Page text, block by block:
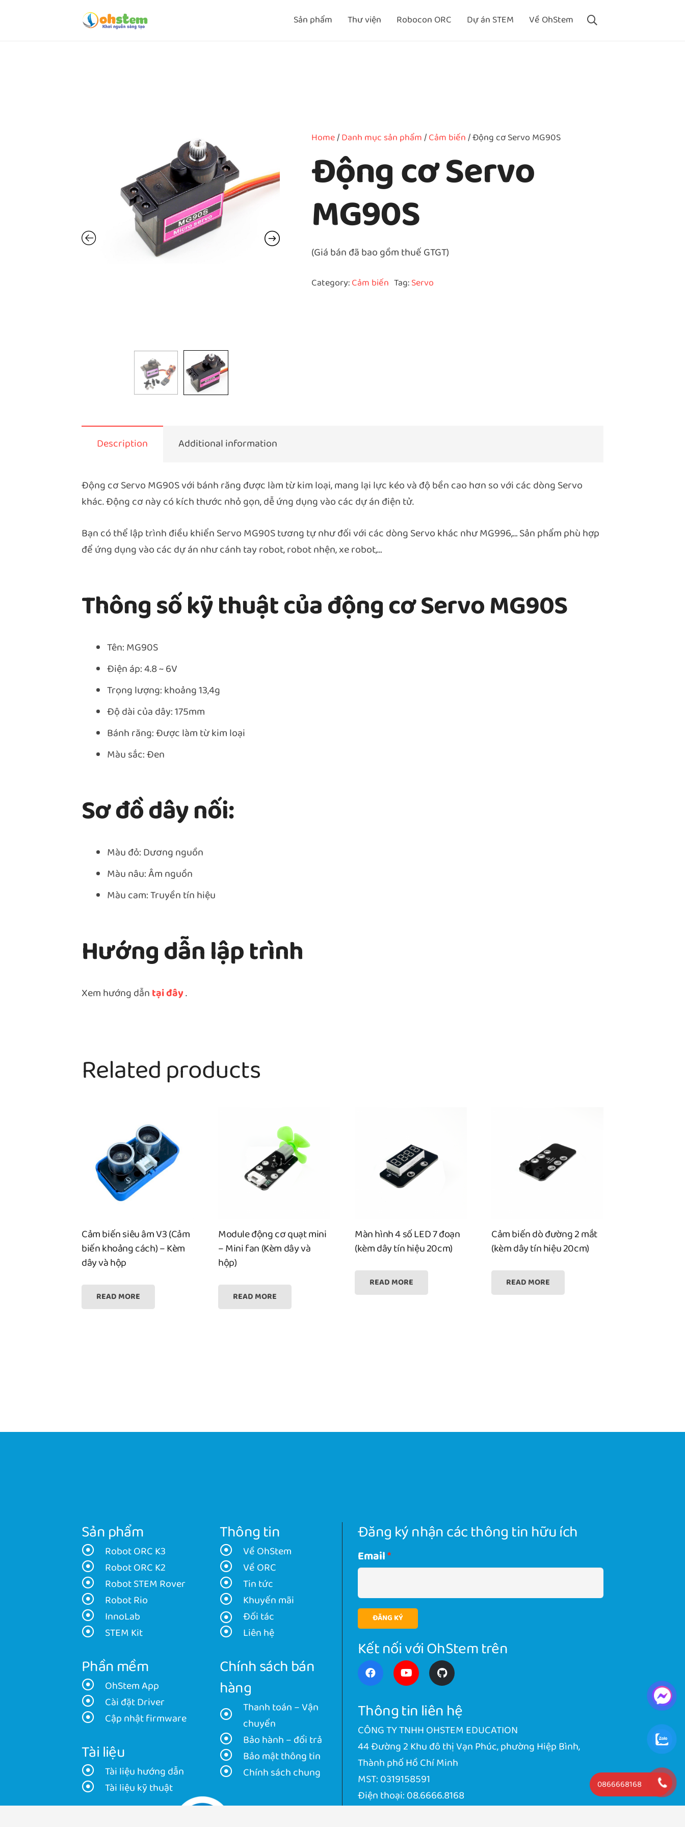
Sản phẩm Thư viện Robocon ORC Dự án STEM Về OhStem
Home/Danh mục sản phẩm/Cảm biến/ Động cơ Servo MG90S
Động cơ Servo
MG90S
(Giá bán đã bao gồm thuế GTGT)
Category:Cảm biến Tag:Servo
Description Additional information
Động cơ Servo MG90S với bánh răng được làm từ kim loại, mang lại lực kéo và độ bền cao hơn so với các dòng Servo
khác. Động cơ này có kích thước nhỏ gọn, dễ ứng dụng vào các dự án điện tử.
Bạn có thể lập trình điều khiển Servo MG90S tương tự như đối với các dòng Servo khác như MG996,… Sản phẩm phù hợp
để ứng dụng vào các dự án như cánh tay robot, robot nhện, xe robot,…
Thông số kỹ thuật của động cơ Servo MG90S
Tên: MG90S
Điện áp: 4.8 ~ 6V
Trọng lượng: khoảng 13,4g
Độ dài của dây: 175mm
Bánh răng: Được làm từ kim loại
Màu sắc: Đen
Sơ đồ dây nối:
Màu đỏ: Dương nguồn
Màu nâu: Âm nguồn
Màu cam: Truyền tín hiệu
Hướng dẫn lập trình
Xem hướng dẫntại đây.
Related products
Cảm biến siêu âm V3 (Cảm
biến khoảng cách) – Kèm
dây và hộp
READ MORE
Module động cơ quạt mini
– Mini fan (Kèm dây và
hộp)
READ MORE
Màn hình 4 số LED 7 đoạn
(kèm dây tín hiệu 20cm)
READ MORE
Cảm biến dò đường 2 mắt
(kèm dây tín hiệu 20cm)
READ MORE
Sản phẩm
Robot ORC K3
Robot ORC K2
Robot STEM Rover
Robot Rio
InnoLab
STEM Kit
Phần mềm
OhStem App
Cài đặt Driver
Cập nhật firmware
Tài liệu
Tài liệu hướng dẫn
Tài liệu kỹ thuật
Thông tin
Về OhStem
Về ORC
Tin tức
Khuyến mãi
Đối tác
Liên hệ
Chính sách bán
hàng
Thanh toán – Vận
chuyển
Bảo hành – đổi trả
Bảo mật thông tin
Chính sách chung
Đăng ký nhận các thông tin hữu ích
Email
ĐĂNG KÝ
Kết nối với OhStem trên
Thông tin liên hệ
CÔNG TY TNHH OHSTEM EDUCATION
44 Đường 2 Khu đô thị Vạn Phúc, phường Hiệp Bình,
Thành phố Hồ Chí Minh
MST: 0319158591
Điện thoại:08.6666.8168
0866668168